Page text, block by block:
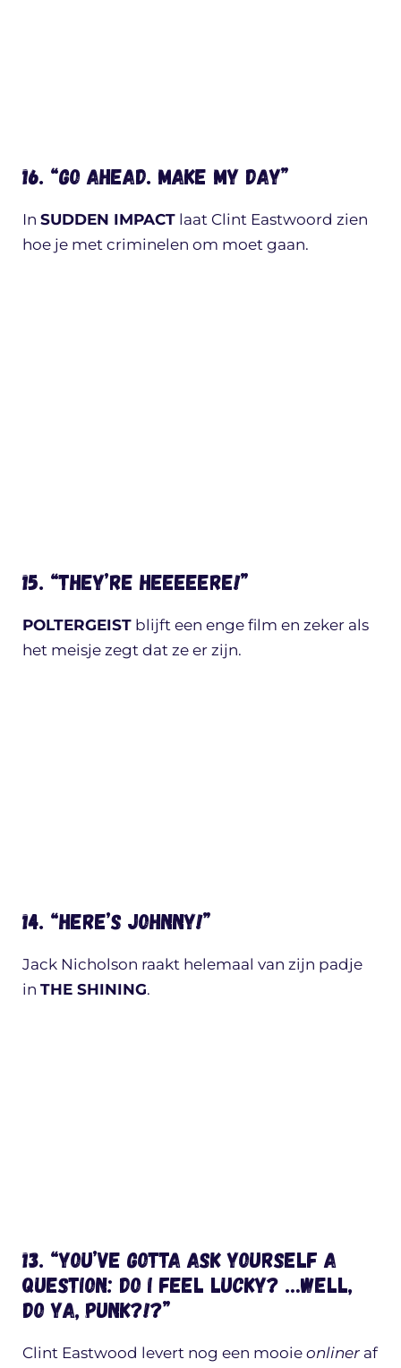
16. “GO AHEAD. MAKE MY DAY”
In SUDDEN IMPACT laat Clint Eastwoord zien
hoe je met criminelen om moet gaan.
15. “THEY’RE HEEEEERE!”
POLTERGEIST blijft een enge film en zeker als
het meisje zegt dat ze er zijn.
14. “HERE’S JOHNNY!”
Jack Nicholson raakt helemaal van zijn padje
in THE SHINING.
13. “You’ve gotta ask yourself a
question: do I feel lucky? …well,
do ya, punk?!?”
Clint Eastwood levert nog een mooie onliner af